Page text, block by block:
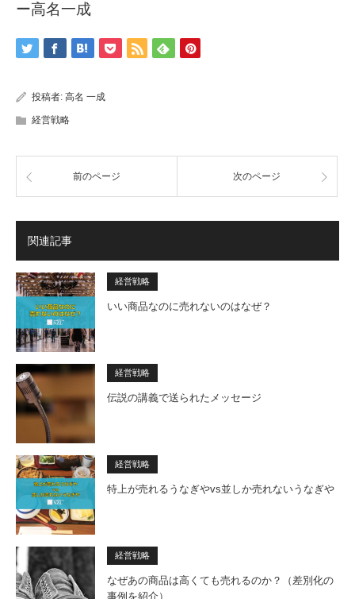
ー高名一成
投稿者: 高名 一成
経営戦略
前のページ 次のページ
関連記事
経営戦略
いい商品なのに売れないのはなぜ？
経営戦略
伝説の講義で送られたメッセージ
経営戦略
特上が売れるうなぎやvs並しか売れないうなぎや
経営戦略
なぜあの商品は高くても売れるのか？（差別化の
事例を紹介）